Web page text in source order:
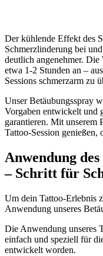
Der kühlende Effekt des
Schmerzlinderung bei
deutlich angenehmer.
etwa 1-2 Stunden an –
Sessions schmerzarm zu
Unser Betäubungsspray
Vorgaben entwickelt und
garantieren. Mit unserem
Tattoo-Session genießen,
Anwendung
– Schritt für
Um dein Tattoo-Erlebnis
Anwendung unseres
Die Anwendung unseres
einfach und speziell für
entwickelt worden.